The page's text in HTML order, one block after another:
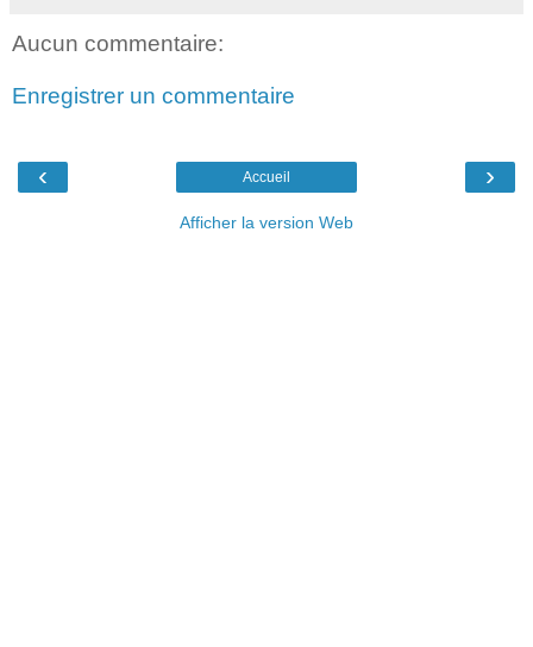
Aucun commentaire:
Enregistrer un commentaire
‹ ›
Accueil
Afficher la version Web